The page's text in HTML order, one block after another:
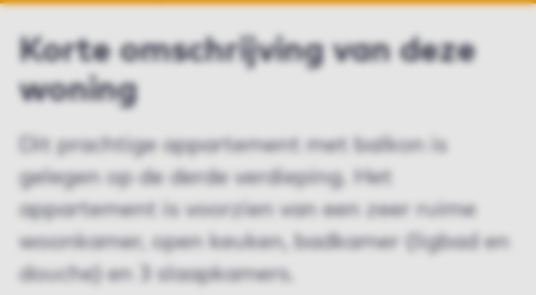
Korte omschrijving van deze
woning
Dit prachtige appartement met balkon is
gelegen op de derde verdieping. Het
appartement is voorzien van een zeer ruime
woonkamer, open keuken, badkamer (ligbad en
douche) en 3 slaapkamers.